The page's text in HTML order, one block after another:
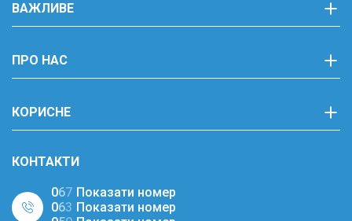
ВАЖЛИВЕ
ПРО НАС
КОРИСНЕ
КОНТАКТИ
067 Показати номер
063 Показати номер